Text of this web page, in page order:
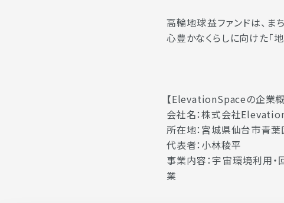
高輪地球益ファンドは、ま
心豊かなくらしに向けた「
【ElevationSpaceの企業概
会社名：株式会社
所在地：宮城県仙台市青
代表者：小林稜平
事業内容：宇宙環境利用
業